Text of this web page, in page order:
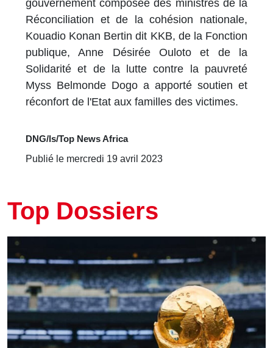
gouvernement composée des ministres de la
Réconciliation et de la cohésion nationale,
Kouadio Konan Bertin dit KKB, de la Fonction
publique, Anne Désirée Ouloto et de la
Solidarité et de la lutte contre la pauvreté
Myss Belmonde Dogo a apporté soutien et
réconfort de l'Etat aux familles des victimes.
DNG/ls/Top News Africa
Publié le mercredi 19 avril 2023
Top Dossiers